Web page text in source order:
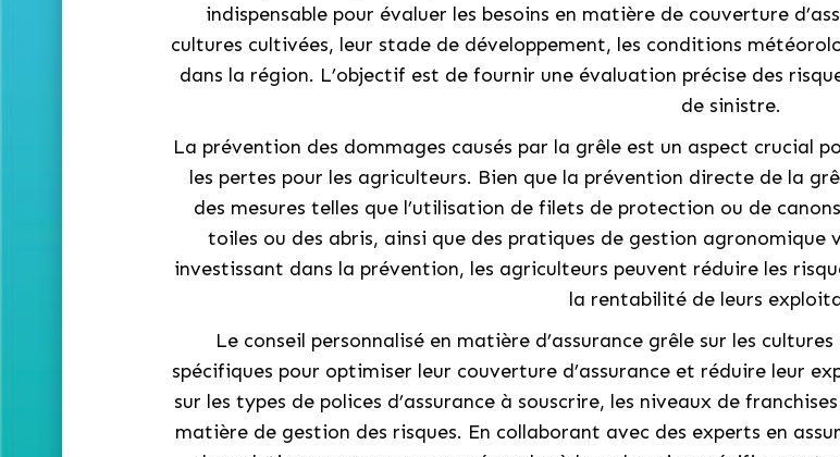
indispensable pour évaluer les besoins en matière de couverture
cultures cultivées, leur stade de développement, les conditions
dans la région. L’objectif est de fournir une évaluation précise des
de sinistre.
La prévention des dommages causés par la grêle est un aspect crucial
les pertes pour les agriculteurs. Bien que la prévention directe de la
des mesures telles que l’utilisation de filets de protection ou de
toiles ou des abris, ainsi que des pratiques de gestion agronomique
investissant dans la prévention, les agriculteurs peuvent réduire les
la rentabilité de leurs
Le conseil personnalisé en matière d’assurance grêle sur les
spécifiques pour optimiser leur couverture d’assurance et réduire leur
sur les types de polices d’assurance à souscrire, les niveaux de
matière de gestion des risques. En collaborant avec des experts en